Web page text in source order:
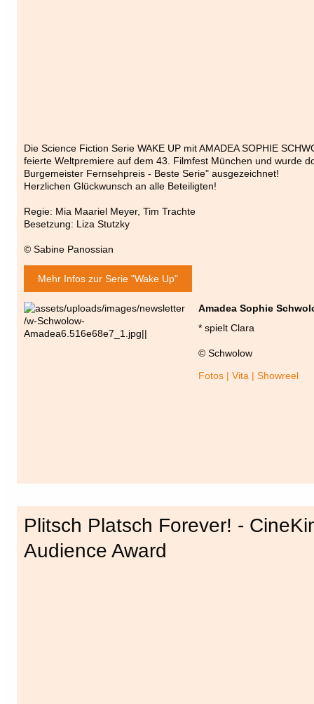
Die Science Fiction Serie WAKE UP mit AMADEA SOPHIE
feierte Weltpremiere auf dem 43. Filmfest München und wurde
Burgemeister Fernsehpreis - Beste Serie" ausgezeichnet!
Herzlichen Glückwunsch an alle Beteiligten!
Regie: Mia Maariel Meyer, Tim Trachte
Besetzung: Liza Stutzky
© Sabine Panossian
Mehr Infos zur Serie "Wake Up"
Amadea Sophie
* spielt Clara
© Schwolow
Fotos | Vita | Showreel
Plitsch Platsch Forever! -
Audience Award